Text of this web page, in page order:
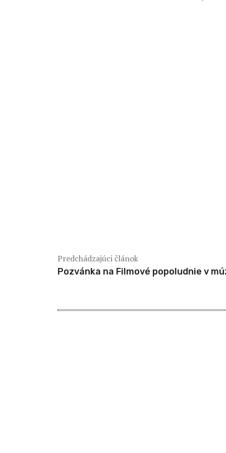
Predchádzajúci článok
Pozvánka na Filmové popoludnie v